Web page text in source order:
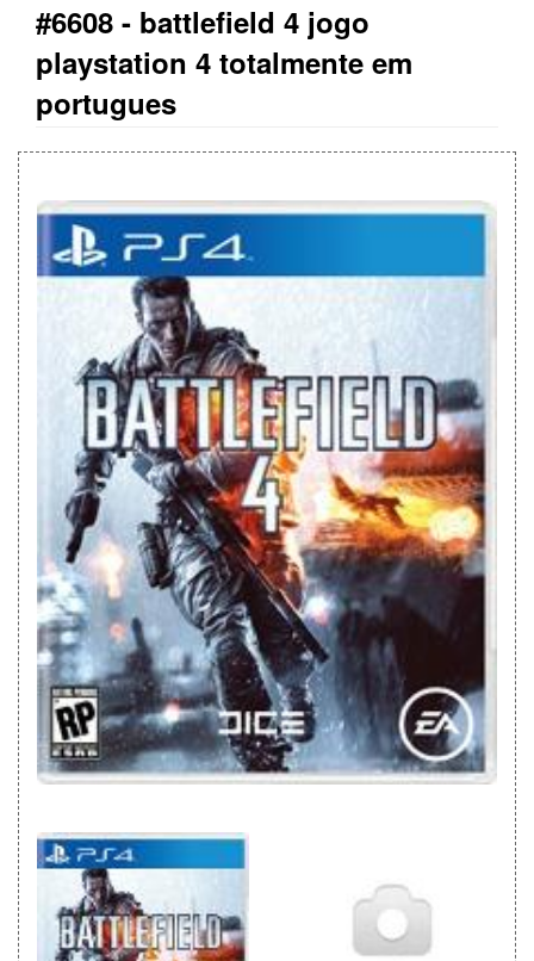
#6608 - battlefield 4 jogo
playstation 4 totalmente em
portugues